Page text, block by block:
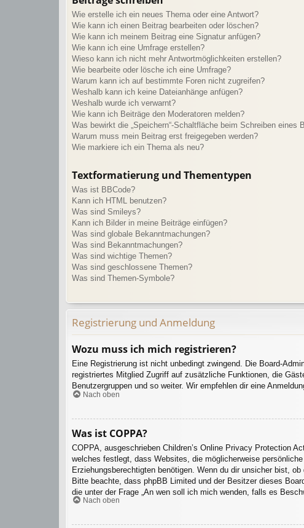
Wie erstelle ich ein neues Thema oder eine Antwort?
Wie kann ich einen Beitrag bearbeiten oder löschen?
Wie kann ich meinem Beitrag eine Signatur anfügen?
Wie kann ich eine Umfrage erstellen?
Wieso kann ich nicht mehr Antwortmöglichkeiten erstellen?
Wie bearbeite oder lösche ich eine Umfrage?
Warum kann ich auf bestimmte Foren nicht zugreifen?
Weshalb kann ich keine Dateianhänge anfügen?
Weshalb wurde ich verwarnt?
Wie kann ich Beiträge den Moderatoren melden?
Was bewirkt die „Speichern“-Schaltfläche beim Schreiben eines
Warum muss mein Beitrag erst freigegeben werden?
Wie markiere ich ein Thema als neu?
Textformatierung und Thementypen
Was ist BBCode?
Kann ich HTML benutzen?
Was sind Smileys?
Kann ich Bilder in meine Beiträge einfügen?
Was sind globale Bekanntmachungen?
Was sind Bekanntmachungen?
Was sind wichtige Themen?
Was sind geschlossene Themen?
Was sind Themen-Symbole?
Registrierung und Anmeldung
Wozu muss ich mich registrieren?
Eine Registrierung ist nicht unbedingt zwingend. Die Board-
registriertes Mitglied Zugriff auf zusätzliche Funktionen, die
Benutzergruppen und so weiter. Wir empfehlen dir eine
Nach oben
Was ist COPPA?
COPPA, ausgeschrieben Children’s Online Privacy Protection
welches festlegt, dass Websites, die möglicherweise
Erziehungsberechtigten benötigen. Wenn du dir unsicher bist,
Bitte beachte, dass phpBB Limited und der Besitzer dieses
die unter der Frage „An wen soll ich mich wenden, falls es
Nach oben